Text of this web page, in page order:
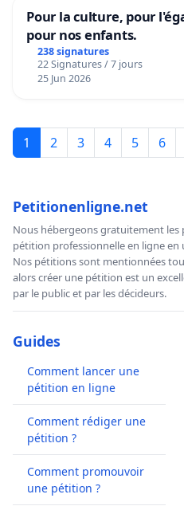
Pour la culture, pour
pour nos enfants.
238 signatures
22 Signatures / 7 jours
25 Jun 2026
1 2 3 4 5 6
Petitionenligne.net
Nous hébergeons gratuitement les
pétition professionnelle en ligne
Nos pétitions sont mentionnées
alors créer une pétition est un
par le public et par les décideurs.
Guides
Comment lancer une
pétition en ligne
Comment rédiger une
pétition ?
Comment promouvoir
une pétition ?